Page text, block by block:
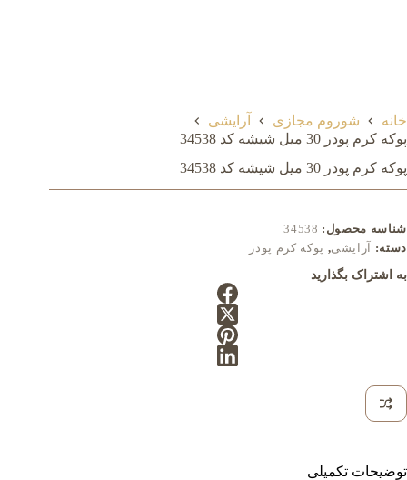
خانه شوروم مجازی
آرایشی
پوکه کرم پودر 30 میل شيشه کد 34538
پوکه کرم پودر 30 میل شيشه کد 34538
شناسه محصول: 34538
دسته:
آرایشی, پوکه کرم پودر
به اشتراک بگذارید
توضیحات تکمیلی